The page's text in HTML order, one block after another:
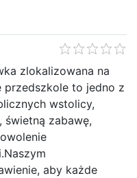
zlokalizowana na
przedszkole to jedno z
wstolicy,
świetną zabawę,
aby każde